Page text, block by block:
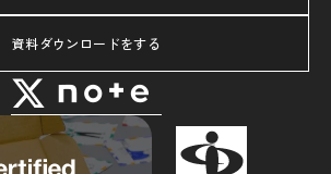
資料ダウンロードをする